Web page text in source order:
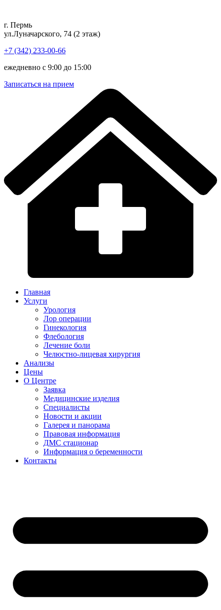
содержимому
г. Пермь
ул.Луначарского, 74 (2 этаж)
+7 (342) 233-00-66
ежедневно с 9:00 до 15:00
Записаться на прием
Главная
Услуги
Урология
Лор операции
Гинекология
Флебология
Лечение боли
Челюстно-лицевая хирургия
Анализы
Цены
О Центре
Заявка
Медицинские изделия
Специалисты
Новости и акции
Галерея и панорама
Правовая информация
ДМС стационар
Информация о беременности
Контакты